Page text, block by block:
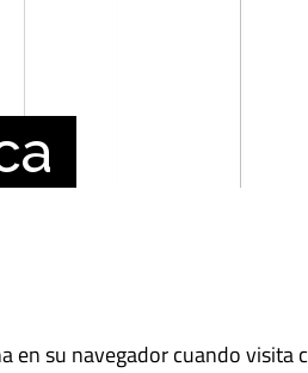
en su navegador cuando visita